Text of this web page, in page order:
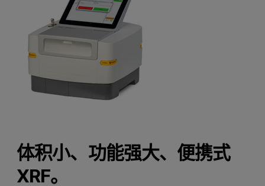
体积小、功能强大、便携式
XRF。